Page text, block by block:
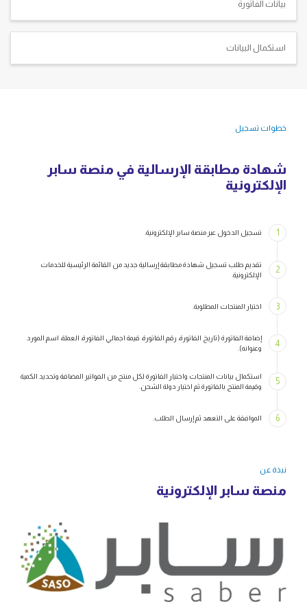
بيانات الفاتورة
استكمال البيانات
خطوات تسجيل
شهادة مطابقة الإرسالية في منصة سابر
الإلكترونية
تسجيل الدخول عبر منصة سابر الإلكترونية.
تقديم طلب تسجيل شهادة مطابقة إرسالية جديد من القائمة الرئيسية للخدمات
الإلكترونية.
اختيار المنتجات المطلوبة.
إضافة الفاتورة (تاريخ الفاتورة، رقم الفاتورة، قيمة اجمالي الفاتورة، العملة، اسم المورد
وعنوانه).
استكمال بيانات المنتجات واختيار الفاتورة لكل منتج من الفواتير المضافة وتحديد الكمية
وقيمة المنتج بالفاتورة ثم اختيار دولة الشحن.
الموافقة على التعهد ثم إرسال الطلب.
نبذة عن
منصة سابر الإلكترونية